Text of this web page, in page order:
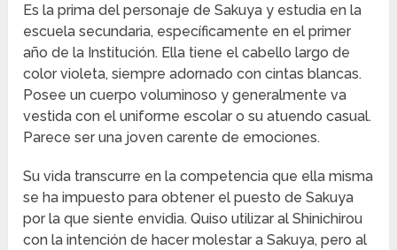
Es la prima del personaje de Sakuya y estudia en la
escuela secundaria, específicamente en el primer
año de la Institución. Ella tiene el cabello largo de
color violeta, siempre adornado con cintas blancas.
Posee un cuerpo voluminoso y generalmente va
vestida con el uniforme escolar o su atuendo casual.
Parece ser una joven carente de emociones.
Su vida transcurre en la competencia que ella misma
se ha impuesto para obtener el puesto de Sakuya
por la que siente envidia. Quiso utilizar al Shinichirou
con la intención de hacer molestar a Sakuya, pero al